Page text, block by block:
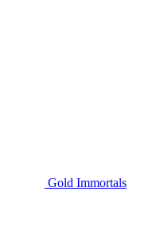
Gold Immortals